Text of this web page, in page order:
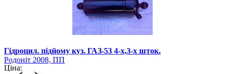
Гідроцил. підйому куз. ГАЗ-53 4-х,3-х шток.
Родоніт 2008, ПП
Ціна: